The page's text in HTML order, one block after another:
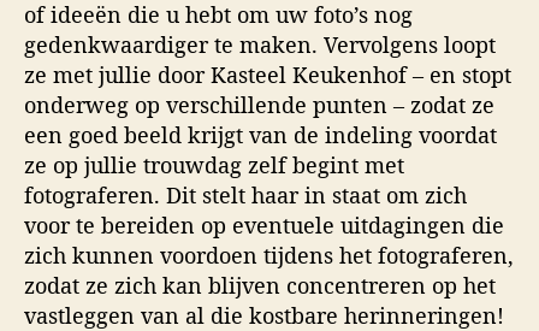
of ideeën die u hebt om uw foto’s nog
gedenkwaardiger te maken. Vervolgens loopt
ze met jullie door Kasteel Keukenhof – en stopt
onderweg op verschillende punten – zodat ze
een goed beeld krijgt van de indeling voordat
ze op jullie trouwdag zelf begint met
fotograferen. Dit stelt haar in staat om zich
voor te bereiden op eventuele uitdagingen die
zich kunnen voordoen tijdens het fotograferen,
zodat ze zich kan blijven concentreren op het
vastleggen van al die kostbare herinneringen!